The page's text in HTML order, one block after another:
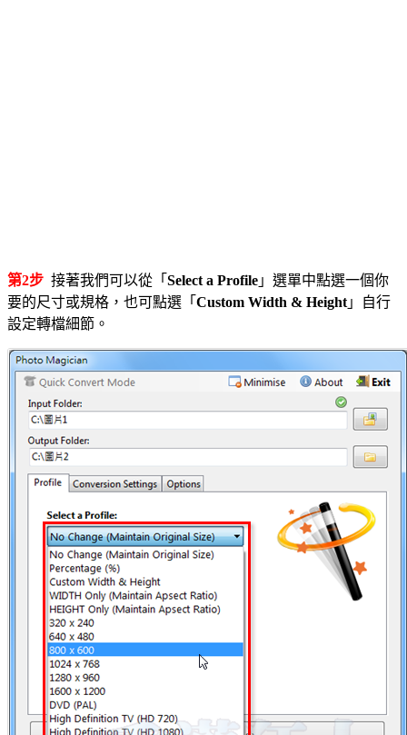
第2步 接著我們可以從「 Select a Profile 」選單中點選一個你
要的尺寸或規格，也可點選「 Custom Width & Height 」自行
設定轉檔細節。